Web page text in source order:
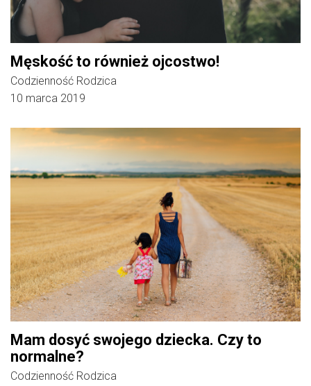
Męskość to również ojcostwo!
Codzienność Rodzica
10 marca 2019
Mam dosyć swojego dziecka. Czy to
normalne?
Codzienność Rodzica